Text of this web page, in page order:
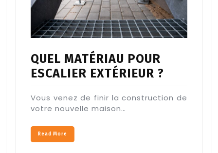
QUEL MATÉRIAU POUR
ESCALIER EXTÉRIEUR ?
Vous venez de finir la construction de
votre nouvelle maison…
Read More